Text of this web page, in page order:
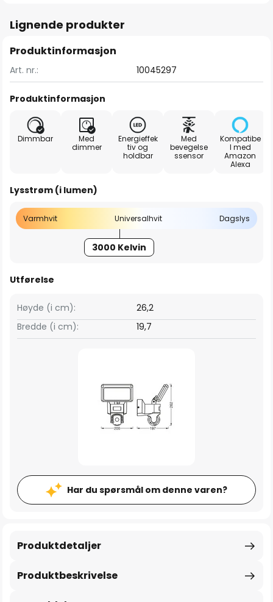
Lignende produkter
Produktinformasjon
Art. nr.: 10045297
Produktinformasjon
Dimmbar
Med
dimmer
Energieffek
tiv og
holdbar
Med
bevegelse
ssensor
Kompatibe
l med
Amazon
Alexa
Lysstrøm (i lumen)
Varmhvit Universalhvit Dagslys
3000 Kelvin
Utførelse
Bredde (i cm): 19,7
Høyde (i cm): 26,2
Har du spørsmål om denne varen?
Produktbeskrivelse
Produktdetaljer